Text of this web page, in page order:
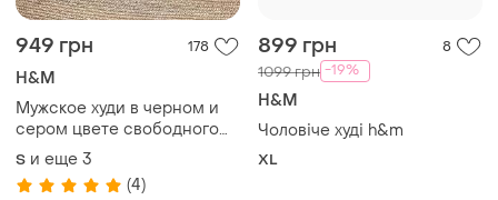
949 грн 178
H&M
Мужское худи в черном и
сером цвете свободного
кроя h&m
S и еще 3
(4)
899 грн 8
1099 грн -19%
H&M
Чоловіче худі h&m
XL